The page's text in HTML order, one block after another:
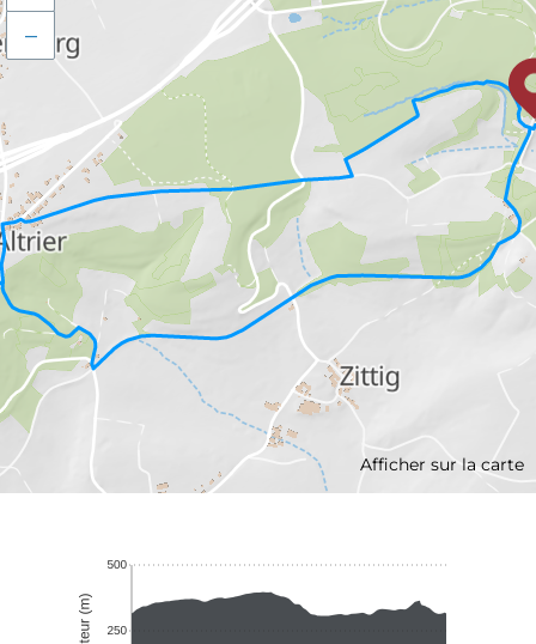
Afficher sur la carte
–